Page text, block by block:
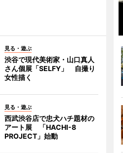
見る・遊ぶ
渋谷で現代美術家・山口真人
さん個展「SELFY」 自撮り
女性描く
見る・遊ぶ
西武渋谷店で忠犬ハチ題材の
アート展 「HACHI-8
PROJECT」始動